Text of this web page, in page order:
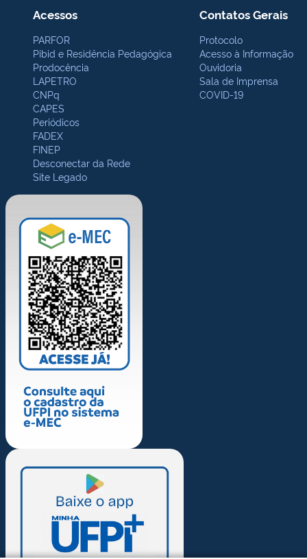
Acessos
PARFOR
Pibid e Residência Pedagógica
Prodocência
LAPETRO
CNPq
CAPES
Periódicos
FADEX
FINEP
Desconectar da Rede
Site Legado
Contatos Gerais
Protocolo
Acesso à Informação
Ouvidoria
Sala de Imprensa
COVID-19